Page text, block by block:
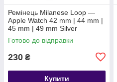
Ремінець Milanese Loop —
Apple Watch 42 mm | 44 mm |
45 mm | 49 mm Silver
Готово до відправки
230 ₴
Купити